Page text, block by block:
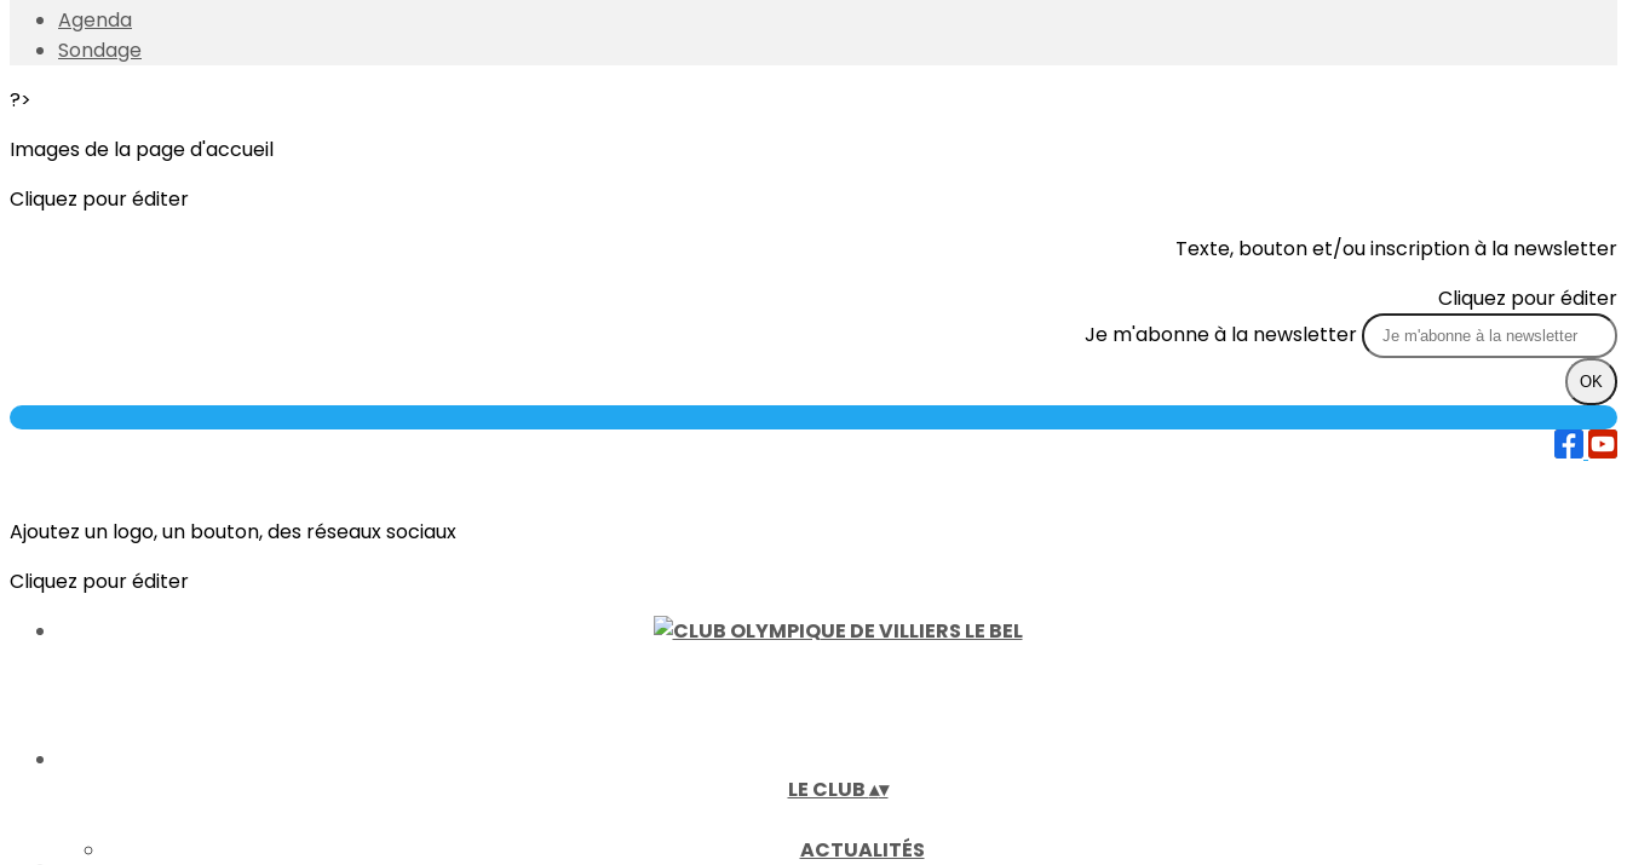
Agenda
Sondage
?>
Images de la page d'accueil
Cliquez pour éditer
Texte, bouton et/ou inscription à la newsletter
Cliquez pour éditer
Je m'abonne à la newsletter
OK
Ajoutez un logo, un bouton, des réseaux sociaux
Cliquez pour éditer
LE CLUB▴▾
ACTUALITÉS